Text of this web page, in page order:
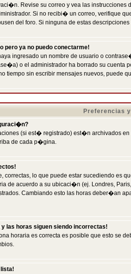
Revise su correo y vea las
Si no recibi� un correo, verifique
del foro. Si ninguna de estas
ya no puedo conectarme!
ingresado un nombre de usuario o
o el administrador ha borrado su
tiempo sin escribir mensajes nuevos, puede
Preferencias
(si est� registrado) est�n archivados
de cada p�gina.
correctas, lo que puede estar sucediendo es
de acuerdo a su ubicaci�n (ej. Londres,
Cambiando esto las horas deber�an
las horas siguen siendo incorrectas!
horaria es correcta es posible que esto se